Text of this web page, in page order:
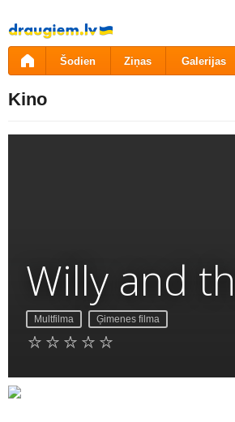
Pāriet
uz
saturu
Šodien Ziņas Galerijas
Kino
Willy and
Multfilma Ģimenes filma